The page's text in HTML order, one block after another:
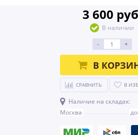
3 600
В наличии
-
+
В
СРАВНИТЬ В
Наличие на складах:
Москва